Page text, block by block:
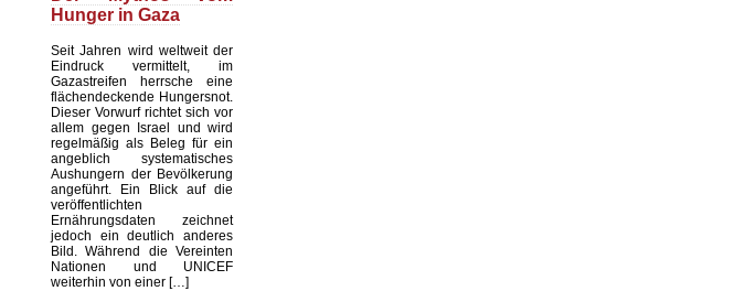
Hunger in Gaza
Seit Jahren wird weltweit der
Eindruck vermittelt, im
Gazastreifen herrsche eine
flächendeckende Hungersnot.
Dieser Vorwurf richtet sich vor
allem gegen Israel und wird
regelmäßig als Beleg für ein
angeblich systematisches
Aushungern der Bevölkerung
angeführt. Ein Blick auf die
veröffentlichten
Ernährungsdaten zeichnet
jedoch ein deutlich anderes
Bild. Während die Vereinten
Nationen und UNICEF
weiterhin von einer […]